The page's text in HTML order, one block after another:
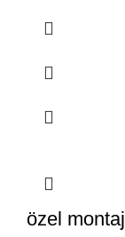
özel montaj